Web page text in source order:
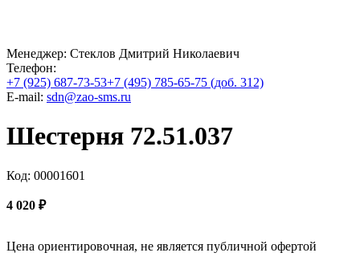
Менеджер: Стеклов Дмитрий Николаевич
Телефон:
+7 (925) 687-73-53+7 (495) 785-65-75 (доб. 312)
E-mail: sdn@zao-sms.ru
Шестерня 72.51.037
Код: 00001601
4 020 ₽
Цена ориентировочная, не является публичной офертой